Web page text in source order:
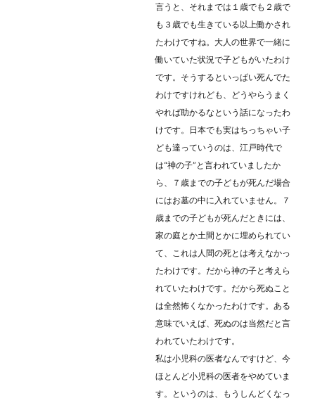
言うと、それまでは１歳でも２歳で
も３歳でも生きている以上働かされ
たわけですね。大人の世界で一緒に
働いていた状況で子どもがいたわけ
です。そうするといっぱい死んでた
わけですけれども、どうやらうまく
やれば助かるなという話になったわ
けです。日本でも実はちっちゃい子
ども達っていうのは、江戸時代で
は“神の子”と言われていましたか
ら、７歳までの子どもが死んだ場合
にはお墓の中に入れていません。７
歳までの子どもが死んだときには、
家の庭とか土間とかに埋められてい
て、これは人間の死とは考えなかっ
たわけです。だから神の子と考えら
れていたわけです。だから死ぬこと
は全然怖くなかったわけです。ある
意味でいえば、死ぬのは当然だと言
われていたわけです。
私は小児科の医者なんですけど、今
ほとんど小児科の医者をやめていま
す。というのは、もうしんどくなっ